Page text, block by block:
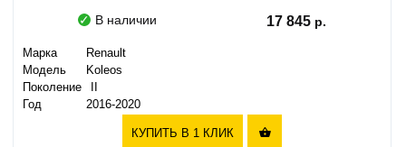
В наличии 17 845
Марка
Renault
Модель
Koleos
Поколение
Год
2016-2020
КУПИТЬ В 1 КЛИК 